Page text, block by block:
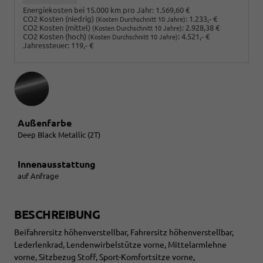
Energiekosten bei 15.000 km pro Jahr: 1.569,60 €
CO2 Kosten (niedrig) (Kosten Durchschnitt 10 Jahre): 1.233,- €
CO2 Kosten (mittel) (Kosten Durchschnitt 10 Jahre): 2.928,38 €
CO2 Kosten (hoch) (Kosten Durchschnitt 10 Jahre): 4.521,- €
Jahressteuer: 119,- €
Außenfarbe
Deep Black Metallic (2T)
Innenausstattung
auf Anfrage
BESCHREIBUNG
Beifahrersitz höhenverstellbar, Fahrersitz höhenverstellbar,
Lederlenkrad, Lendenwirbelstütze vorne, Mittelarmlehne
vorne, Sitzbezug Stoff, Sport-Komfortsitze vorne,